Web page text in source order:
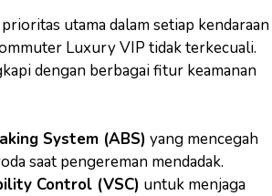
utama dalam setiap kendaraan
Luxury VIP tidak terkecuali.
dengan berbagai fitur keamanan
System (ABS) yang mencegah
saat pengereman mendadak.
Control (VSC) untuk menjaga